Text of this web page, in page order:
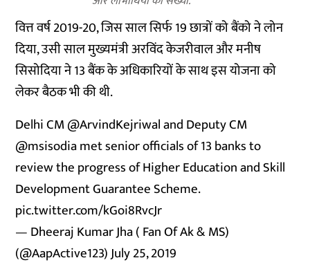
वित्त वर्ष 2019-20, जिस साल सिर्फ 19 छात्रों को बैंको ने लोन
दिया, उसी साल मुख्यमंत्री अरविंद केजरीवाल और मनीष
सिसोदिया ने 13 बैंक के अधिकारियों के साथ इस योजना को
लेकर बैठक भी की थी.
Delhi CM@ArvindKejriwaland Deputy CM
@msisodiamet senior officials of 13 banks to
review the progress of Higher Education and Skill
Development Guarantee Scheme.
pic.twitter.com/kGoi8RvcJr
— Dheeraj Kumar Jha ( Fan Of Ak & MS)
(@AapActive123)July 25, 2019